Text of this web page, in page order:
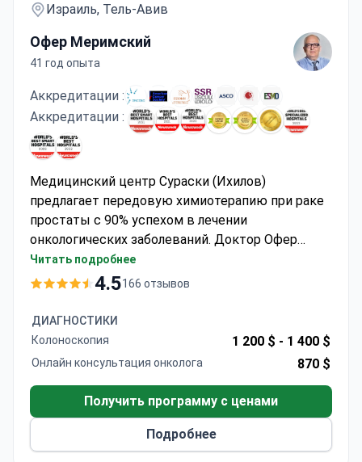
Израиль, Тель-Авив
Офер Меримский
41 год опыта
Аккредитации :
Аккредитации :
Медицинский центр Сураски (Ихилов)
предлагает передовую химиотерапию при раке
простаты с 90% успехом в лечении
онкологических заболеваний. Доктор Офер
Меримский, руководитель Национального
центра сарком, прошедший обучение в Нью-
команду, обладая экспертными знаниями в
области системной терапии рака. Стоимость
лечения обычно варьируется от 28 600 до 48 900
Читать подробнее
4.5166 отзывов
ДИАГНОСТИКИ
Колоноскопия
1 200 $ - 1 400 $
Онлайн консультация онколога 870 $
Получить программу с ценами
Подробнее